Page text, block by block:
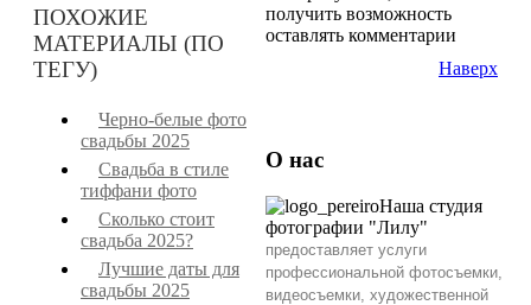
ПОХОЖИЕ
МАТЕРИАЛЫ (ПО
ТЕГУ)
Черно-белые фото
свадьбы 2025
Свадьба в стиле
тиффани фото
Сколько стоит
свадьба 2025?
Лучшие даты для
свадьбы 2025
получить возможность
оставлять комментарии
Наверх
О нас
Наша студия
фотографии "Лилу"
предоставляет услуги
профессиональной фотосъемки,
видеосъемки, художественной